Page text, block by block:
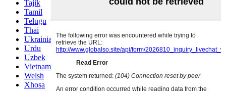
Tajik
Tamil
Telugu
Thai
Ukrainian
Urdu
Uzbek
Vietnamese
Welsh
Xhosa